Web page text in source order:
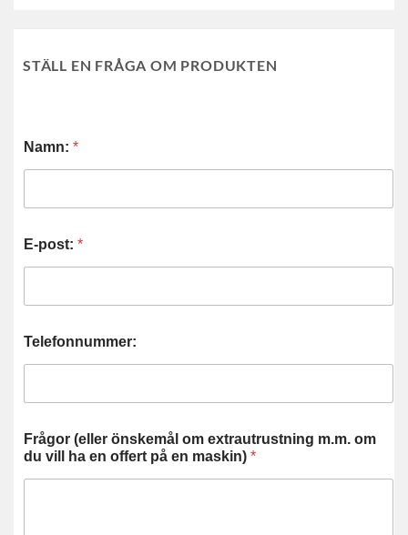
STÄLL EN FRÅGA OM PRODUKTEN
Namn: *
E-post: *
Telefonnummer:
Frågor (eller önskemål om extrautrustning m.m. om
du vill ha en offert på en maskin) *